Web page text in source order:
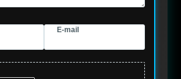
E-mail